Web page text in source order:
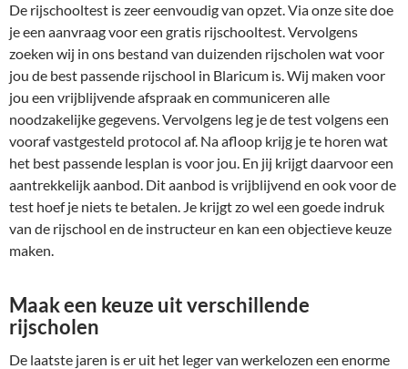
De rijschooltest is zeer eenvoudig van opzet. Via onze site doe
je een aanvraag voor een gratis rijschooltest. Vervolgens
zoeken wij in ons bestand van duizenden rijscholen wat voor
jou de best passende rijschool in Blaricum is. Wij maken voor
jou een vrijblijvende afspraak en communiceren alle
noodzakelijke gegevens. Vervolgens leg je de test volgens een
vooraf vastgesteld protocol af. Na afloop krijg je te horen wat
het best passende lesplan is voor jou. En jij krijgt daarvoor een
aantrekkelijk aanbod. Dit aanbod is vrijblijvend en ook voor de
test hoef je niets te betalen. Je krijgt zo wel een goede indruk
van de rijschool en de instructeur en kan een objectieve keuze
maken.
Maak een keuze uit verschillende
rijscholen
De laatste jaren is er uit het leger van werkelozen een enorme